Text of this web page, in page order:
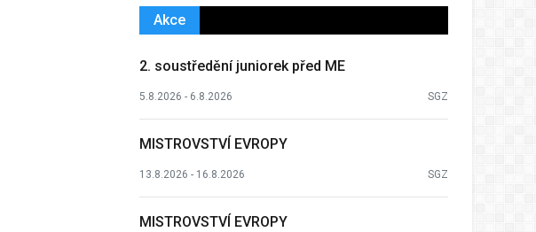
Akce
2. soustředění juniorek před ME
5.8.2026 - 6.8.2026 SGZ
MISTROVSTVÍ EVROPY
13.8.2026 - 16.8.2026 SGZ
MISTROVSTVÍ EVROPY